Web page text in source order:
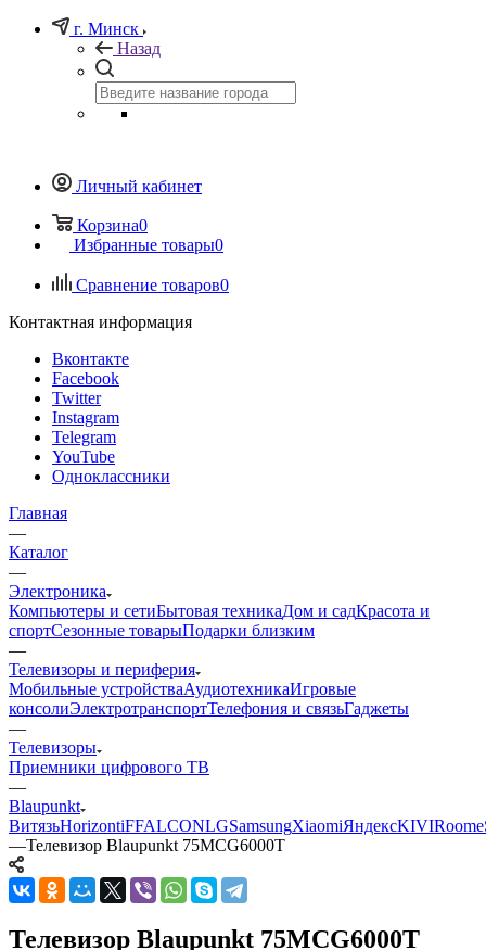
г. Минск
Назад
Личный кабинет
Корзина0
Избранные товары0
Сравнение товаров0
Контактная информация
Вконтакте
Facebook
Twitter
Instagram
Telegram
YouTube
Одноклассники
Главная
—
Каталог
—
Электроника
Компьютеры и сетиБытовая техникаДом и садКрасота и
спортСезонные товарыПодарки близким
—
Телевизоры и периферия
Мобильные устройстваАудиотехникаИгровые
консолиЭлектротранспортТелефония и связьГаджеты
—
Телевизоры
Приемники цифрового ТВ
—
Blaupunkt
ВитязьHorizontiFFALCONLGSamsungXiaomiЯндексKIVIRoome
—Телевизор Blaupunkt 75MCG6000T
Телевизор Blaupunkt 75MCG6000T